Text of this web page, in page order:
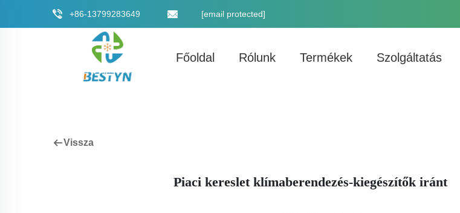
+86-13799283649 [email protected]
Főoldal Rólunk Termékek Szolgáltatás
Vissza
Piaci kereslet klímaberendezés-kiegészítők iránt